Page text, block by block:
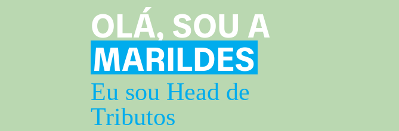
OLÁ, SOU A
MARILDES
Eu sou Head de
Tributos